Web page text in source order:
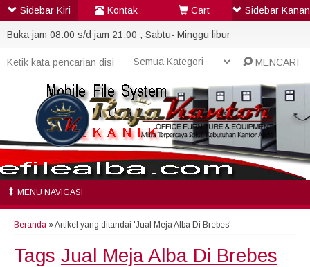
Buka jam 08.00 s/d jam 21.00 , Sabtu- Minggu libur
MENCARI
MENU NAVIGASI
Beranda »Artikel yang ditandai 'Jual Meja Alba Di Brebes'
Tags Jual Meja Alba Di Brebes
Sidebar Kiri Kontak Cart Sidebar Kanan